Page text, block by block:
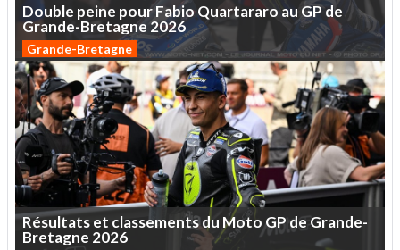
Double peine pourFabioQuartararo au GPde
Grande-Bretagne 2026
Grande-Bretagne
Résultatset classementsdu MotoGP deGrande-
Bretagne 2026